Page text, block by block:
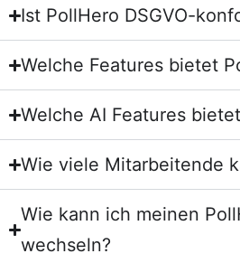
Ist PollHero DSGVO-
Welche Features bietet
Welche AI Features
Wie viele Mitarbeitende
Wie kann ich meinen
wechseln?